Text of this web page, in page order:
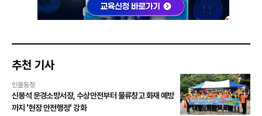
추천 기사
인물동정
신봉석 문경소방서장, 수상안전부터 물류창고 화재 예방
까지 '현장 안전행정' 강화